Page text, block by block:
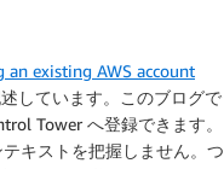
existing AWS account
しています。このブログで
Tower へ登録できます。
キストを把握しません。つ